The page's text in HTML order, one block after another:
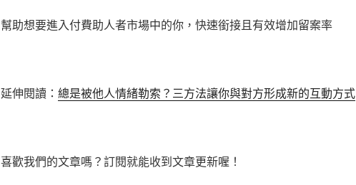
幫助想要進入付費助人者市場中的你，快速銜接且有效增加留案率
延伸閱讀： 總是被他人情緒勒索？三方法讓你與對方形成新的互動方式
喜歡我們的文章嗎？訂閱就能收到文章更新喔！